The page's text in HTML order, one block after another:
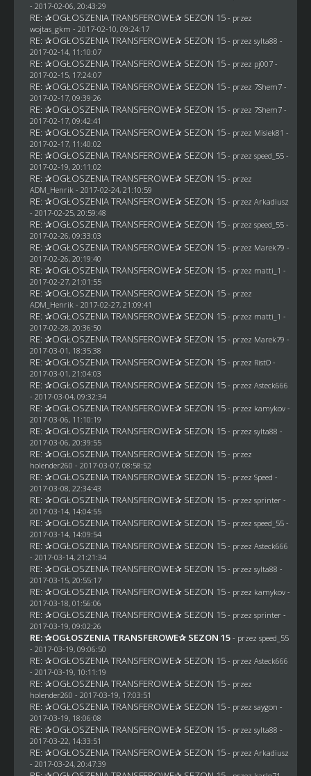
- 2017-02-06, 20:43:29
RE: ✰OGŁOSZENIA TRANSFEROWE✰ SEZON 15 - przez
wojtas_gkm - 2017-02-10, 09:24:17
RE: ✰OGŁOSZENIA TRANSFEROWE✰ SEZON 15 - przez sylta88 -
2017-02-14, 11:10:07
RE: ✰OGŁOSZENIA TRANSFEROWE✰ SEZON 15 - przez pj007-
2017-02-15, 17:24:07
RE: ✰OGŁOSZENIA TRANSFEROWE✰ SEZON 15 - przez 7Shem7-
2017-02-17, 09:39:26
RE: ✰OGŁOSZENIA TRANSFEROWE✰ SEZON 15 - przez 7Shem7-
2017-02-17, 09:42:41
RE: ✰OGŁOSZENIA TRANSFEROWE✰ SEZON 15 - przez Misiek81 -
2017-02-17, 11:40:02
RE: ✰OGŁOSZENIA TRANSFEROWE✰ SEZON 15 - przez speed_55 -
2017-02-19, 20:11:02
RE: ✰OGŁOSZENIA TRANSFEROWE✰ SEZON 15 - przez
ADM_Henrik - 2017-02-24, 21:10:59
RE: ✰OGŁOSZENIA TRANSFEROWE✰ SEZON 15 - przez Arkadiusz
- 2017-02-25, 20:59:48
RE: ✰OGŁOSZENIA TRANSFEROWE✰ SEZON 15 - przez speed_55 -
2017-02-26, 09:33:03
RE: ✰OGŁOSZENIA TRANSFEROWE✰ SEZON 15 - przez Marek79 -
2017-02-26, 20:19:40
RE: ✰OGŁOSZENIA TRANSFEROWE✰ SEZON 15 - przez matti_1 -
2017-02-27, 21:01:55
RE: ✰OGŁOSZENIA TRANSFEROWE✰ SEZON 15 - przez
ADM_Henrik - 2017-02-27, 21:09:41
RE: ✰OGŁOSZENIA TRANSFEROWE✰ SEZON 15 - przez matti_1 -
2017-02-28, 20:36:50
RE: ✰OGŁOSZENIA TRANSFEROWE✰ SEZON 15 - przez Marek79 -
2017-03-01, 18:35:38
RE: ✰OGŁOSZENIA TRANSFEROWE✰ SEZON 15 - przez RistO-
2017-03-01, 21:04:03
RE: ✰OGŁOSZENIA TRANSFEROWE✰ SEZON 15 - przez Asteck666
- 2017-03-04, 09:32:34
RE: ✰OGŁOSZENIA TRANSFEROWE✰ SEZON 15 - przez kamykov-
2017-03-06, 11:10:19
RE: ✰OGŁOSZENIA TRANSFEROWE✰ SEZON 15 - przez sylta88 -
2017-03-06, 20:39:55
RE: ✰OGŁOSZENIA TRANSFEROWE✰ SEZON 15 - przez
holender260 - 2017-03-07, 08:58:52
RE: ✰OGŁOSZENIA TRANSFEROWE✰ SEZON 15 - przez Speed -
2017-03-08, 22:34:43
RE: ✰OGŁOSZENIA TRANSFEROWE✰ SEZON 15 - przez sprinter -
2017-03-14, 14:04:55
RE: ✰OGŁOSZENIA TRANSFEROWE✰ SEZON 15 - przez speed_55 -
2017-03-14, 14:09:54
RE: ✰OGŁOSZENIA TRANSFEROWE✰ SEZON 15 - przez Asteck666
- 2017-03-14, 21:21:34
RE: ✰OGŁOSZENIA TRANSFEROWE✰ SEZON 15 - przez sylta88 -
2017-03-15, 20:55:17
RE: ✰OGŁOSZENIA TRANSFEROWE✰ SEZON 15 - przez kamykov-
2017-03-18, 01:56:06
RE: ✰OGŁOSZENIA TRANSFEROWE✰ SEZON 15 - przez sprinter -
2017-03-19, 09:02:26
RE: ✰OGŁOSZENIA TRANSFEROWE✰ SEZON 15 - przez speed_55
- 2017-03-19, 09:06:50
RE: ✰OGŁOSZENIA TRANSFEROWE✰ SEZON 15 - przez Asteck666
- 2017-03-19, 10:11:19
RE: ✰OGŁOSZENIA TRANSFEROWE✰ SEZON 15 - przez
holender260 - 2017-03-19, 17:03:51
RE: ✰OGŁOSZENIA TRANSFEROWE✰ SEZON 15 - przez saygon -
2017-03-19, 18:06:08
RE: ✰OGŁOSZENIA TRANSFEROWE✰ SEZON 15 - przez sylta88 -
2017-03-22, 14:33:51
RE: ✰OGŁOSZENIA TRANSFEROWE✰ SEZON 15 - przez Arkadiusz
- 2017-03-24, 20:47:39